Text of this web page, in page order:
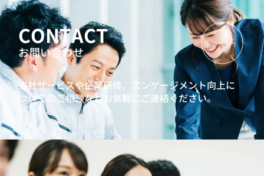
CONTACT
お問い合わせ
当社サービスや企業研修、エンゲージメント向上に
ついてのご相談などお気軽にご連絡ください。